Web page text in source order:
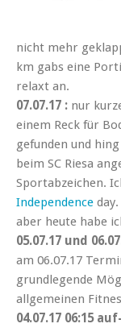
nicht mehr
km gabs eine
relaxt an.
07.07.17 : nur
einem Reck für
gefunden und
beim SC Riesa
Sportabzeichen.
Independence
aber heute habe
05.07.17 und
am 06.07.17
grundlegende
allgemeinen
04.07.17 06:15 auf-